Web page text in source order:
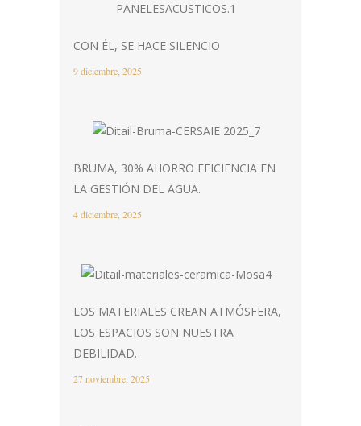
CON ÉL, SE HACE SILENCIO
9 diciembre, 2025
BRUMA, 30% AHORRO EFICIENCIA EN
LA GESTIÓN DEL AGUA.
4 diciembre, 2025
LOS MATERIALES CREAN ATMÓSFERA,
LOS ESPACIOS SON NUESTRA
DEBILIDAD.
27 noviembre, 2025